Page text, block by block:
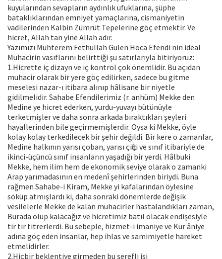
kuyularından sevapların aydınlık ufuklarına, şüphe
bataklıklarından emniyet yamaçlarına, cismaniyetin
vadilerinden Kalbin Zümrüt Tepelerine göç etmektir. Ve
hicret, Allah tan yine Allah adır.
Yazımızı Muhterem Fethullah Gülen Hoca Efendi nin ideal
Muhacirin vasıflarını belirttiği şu satırlarıyla bitiriyoruz:
1.Hicrette iç dizayn ve iç kontrol çok önemlidir. Bu açıdan
muhacir olarak bir yere göç edilirken, sadece bu gitme
meselesi nazar-ı itibara alınıp hâlisane bir niyetle
gidilmelidir. Sahabe Efendilerimiz (r. anhüm) Mekke den
Medine ye hicret ederken, yurdu-yuvayı bütünüyle
terketmişler ve daha sonra arkada bıraktıkları şeyleri
hayallerinden bile geçirmemişlerdir. Oysa ki Mekke, öyle
kolay kolay terkedilecek bir şehir değildi. Bir kere o zamanlar,
Medine halkının yarısı çoban, yarısı çiftçi ve sınıf itibariyle de
ikinci-üçüncü sınıf insanların yaşadığı bir yerdi. Hâlbuki
Mekke, hem ilim hem de ekonomik seviye olarak o zamanki
Arap yarımadasının en medenî şehirlerinden biriydi. Buna
rağmen Sahabe-i Kiram, Mekke yi kafalarından öylesine
söküp atmışlardı ki, daha sonraki dönemlerde değişik
vesilelerle Mekke de kalan muhacirler hastalandıkları zaman,
Burada ölüp kalacağız ve hicretimiz batıl olacak endişesiyle
tir tir titrerlerdi. Bu sebeple, hizmet-i imaniye ve Kur âniye
adına göç eden insanlar, hep ihlas ve samimiyetle hareket
etmelidirler.
2.Hiçbir beklentiye girmeden bu şerefli işi